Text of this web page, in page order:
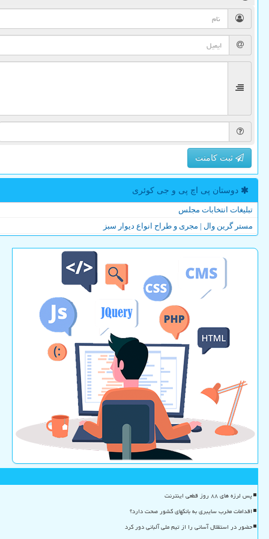
ثبت کامنت
دوستان پی اچ پی و جی كوئری
تبلیغات انتخابات مجلس
مستر گرین وال | مجری و طراح انواع دیوار سبز
پس لرزه های ۸۸ روز قطعی اینترنت
اقدامات مخرب سایبری به بانکهای کشور صحت دارد؟
حضور در استقلال آسانی را از تیم ملی آلبانی دور کرد